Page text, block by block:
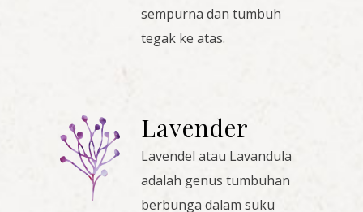
sempurna dan tumbuh
tegak ke atas.
Lavender
Lavendel atau Lavandula
adalah genus tumbuhan
berbunga dalam suku